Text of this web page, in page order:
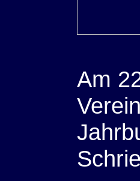
Am